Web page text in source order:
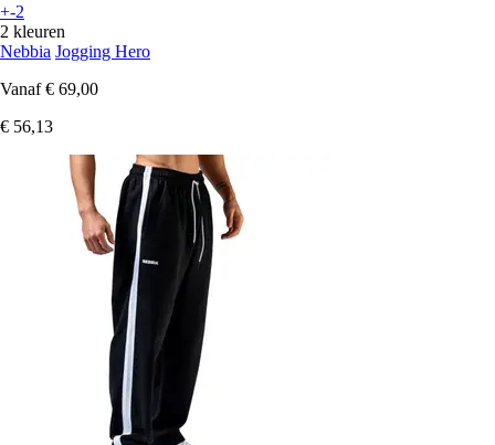
+-2
2 kleuren
Nebbia Jogging Hero
Vanaf € 69,00
€ 56,13